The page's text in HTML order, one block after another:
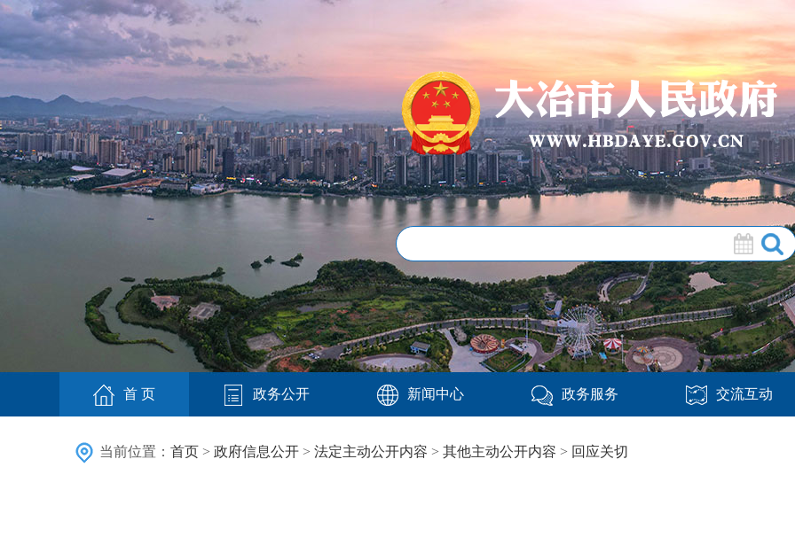
首 页 政务公开 新闻中心 政务服务 交流互动
当前位置： 首页 > 政府信息公开 > 法定主动公开内容 > 其他主动公开内容 > 回应关切